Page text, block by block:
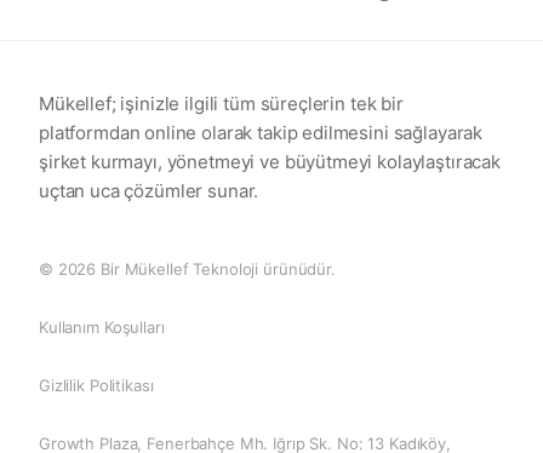
Mükellef; işinizle ilgili tüm süreçlerin tek bir
platformdan online olarak takip edilmesini sağlayarak
şirket kurmayı, yönetmeyi ve büyütmeyi kolaylaştıracak
uçtan uca çözümler sunar.
© 2026 Bir Mükellef Teknoloji ürünüdür.
Kullanım Koşulları
Gizlilik Politikası
Growth Plaza, Fenerbahçe Mh. Iğrıp Sk. No: 13 Kadıköy,